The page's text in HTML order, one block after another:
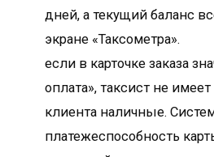
дней, а текущий баланс
экране «Таксометра».
если в карточке заказа
оплата», таксист не имеет
клиента наличные.
платежеспособность